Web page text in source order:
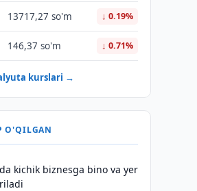
13717,27 so'm ↓ 0.19%
146,37 so'm ↓ 0.71%
kurslari →
O'QILGAN
kichik biznesga bino va yer